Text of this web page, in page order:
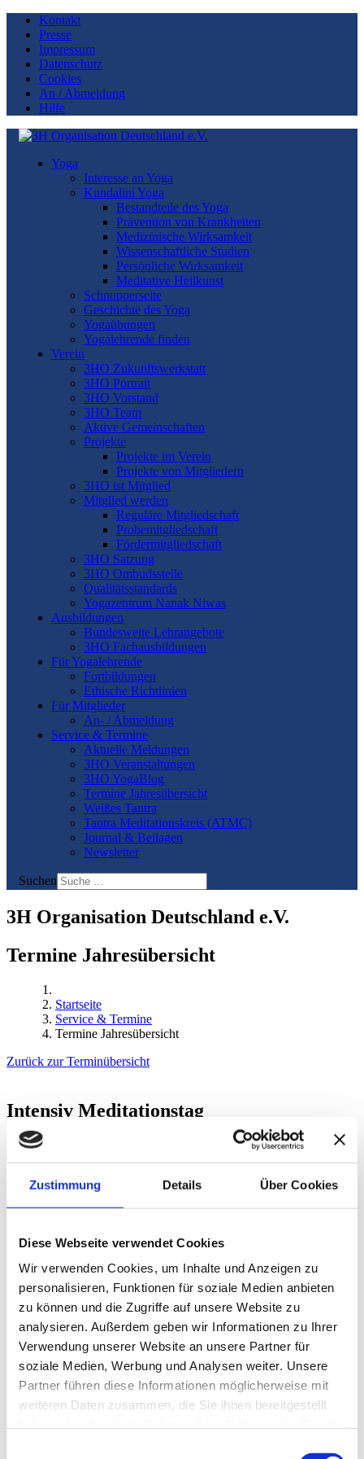
Zustimmung Details Über Cookies
Diese Webseite verwendet Cookies
Wir verwenden Cookies, um Inhalte und Anzeigen zu
personalisieren, Funktionen für soziale Medien anbieten
zu können und die Zugriffe auf unsere Website zu
analysieren. Außerdem geben wir Informationen zu Ihrer
Verwendung unserer Website an unsere Partner für
soziale Medien, Werbung und Analysen weiter. Unsere
Partner führen diese Informationen möglicherweise mit
weiteren Daten zusammen, die Sie ihnen bereitgestellt
Kontakt
Presse
Impressum
Datenschutz
Cookies
An / Abmeldung
Hilfe
Yoga
Interesse an Yoga
Kundalini Yoga
Bestandteile des Yoga
Prävention von Krankheiten
Medizinische Wirksamkeit
Wissenschaftliche Studien
Persönliche Wirksamkeit
Meditative Heilkunst
Schnupperseite
Geschichte des Yoga
Yogaübungen
Yogalehrende finden
Verein
3HO Zukunftswerkstatt
3HO Portrait
3HO Vorstand
3HO Team
Aktive Gemeinschaften
Projekte
Projekte im Verein
Projekte von Mitgliedern
3HO ist Mitglied
Mitglied werden
Reguläre Mitgliedschaft
Probemitgliedschaft
Fördermitgliedschaft
3HO Satzung
3HO Ombudsstelle
Qualitätsstandards
Yogazentrum Nanak Niwas
Ausbildungen
Bundesweite Lehrangebote
3HO Fachausbildungen
Für Yogalehrende
Fortbildungen
Ethische Richtlinien
Für Mitglieder
An- / Abmeldung
Service & Termine
Aktuelle Meldungen
3HO Veranstaltungen
3HO YogaBlog
Termine Jahresübersicht
Weißes Tantra
Tantra Meditationskreis (ATMC)
Journal & Beilagen
Newsletter
Suchen
3H Organisation Deutschland e.V.
Termine Jahresübersicht
Startseite
Service & Termine
Termine Jahresübersicht
Zurück zur Terminübersicht
Intensiv Meditationstag
Workshops
Intensivmeditationstag in Präsenz (anerkannt als
Zertifizierungskriterium in der Stufe 1 Ausbildung) Jährlich Mitte
November im Lighthouse Dresden
Harmanjot Kaur
Datum:
von 07.11.2026 bis 07.11.2026
Zeit:
09:00 - 19:00
Ort:
Lighthouse Dresden
Hüblerstr. 17
01309 Dresden